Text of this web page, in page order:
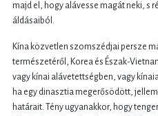
majd el, hogy alávesse magát neki, s
áldásaiból.
Kína közvetlen szomszédjai persze
természetéről, Korea és Észak-
vagy kínai alávetettségben, vagy
ha egy dinasztia megerősödött,
határait. Tény ugyanakkor, hogy